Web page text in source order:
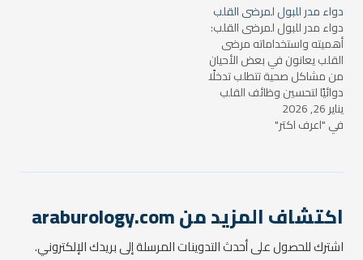
ضغط الدم، الفشل الكلوي،…
دواء مدر للبول لمرضى القلب
دواء مدر للبول لمرضى القلب:
أهميته واستخداماته مرضى
القلب يعانون في بعض الأحيان
من مشاكل صحية تتطلب تدخلًا
دوائيًا لتحسين وظائف القلب
والتقليل من أعراض احتباس
السوائل. أحد الحلول الطبية التي
ولماذا…
يناير 26, 2026
في "اعرف اكتر"
اكتشاف المزيد من araburology.com
اشترك للحصول على أحدث التدوينات المرسلة إلى بريدك الإلكتروني.